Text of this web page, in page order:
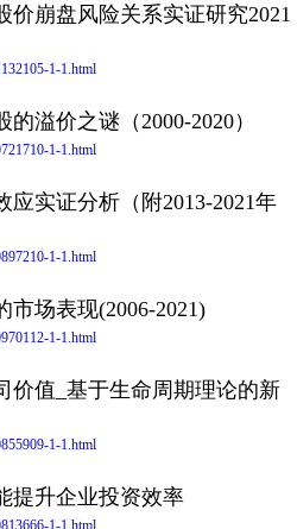
价崩盘风险关系实证研究2021
1-1.html
溢价之谜（2000-2020）
1-1.html
应实证分析（附2013-2021年
1-1.html
市场表现(2006-2021)
1-1.html
价值_基于生命周期理论的新
1-1.html
提升企业投资效率
1-1.html